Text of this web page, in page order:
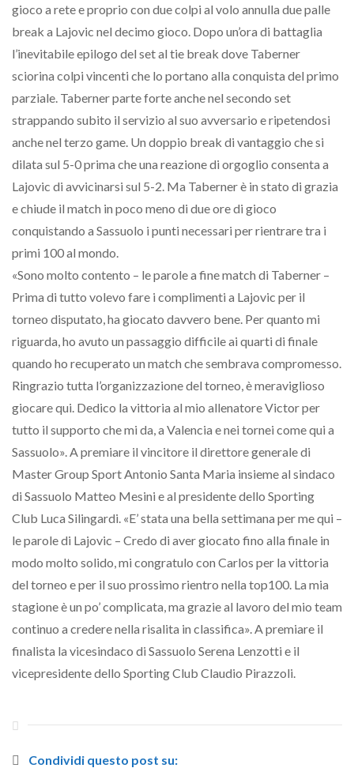
gioco a rete e proprio con due colpi al volo annulla due palle
break a Lajovic nel decimo gioco. Dopo un’ora di battaglia
l’inevitabile epilogo del set al tie break dove Taberner
sciorina colpi vincenti che lo portano alla conquista del primo
parziale. Taberner parte forte anche nel secondo set
strappando subito il servizio al suo avversario e ripetendosi
anche nel terzo game. Un doppio break di vantaggio che si
dilata sul 5-0 prima che una reazione di orgoglio consenta a
Lajovic di avvicinarsi sul 5-2. Ma Taberner è in stato di grazia
e chiude il match in poco meno di due ore di gioco
conquistando a Sassuolo i punti necessari per rientrare tra i
primi 100 al mondo.
«Sono molto contento – le parole a fine match di Taberner –
Prima di tutto volevo fare i complimenti a Lajovic per il
torneo disputato, ha giocato davvero bene. Per quanto mi
riguarda, ho avuto un passaggio difficile ai quarti di finale
quando ho recuperato un match che sembrava compromesso.
Ringrazio tutta l’organizzazione del torneo, è meraviglioso
giocare qui. Dedico la vittoria al mio allenatore Victor per
tutto il supporto che mi da, a Valencia e nei tornei come qui a
Sassuolo». A premiare il vincitore il direttore generale di
Master Group Sport Antonio Santa Maria insieme al sindaco
di Sassuolo Matteo Mesini e al presidente dello Sporting
Club Luca Silingardi. «E’ stata una bella settimana per me qui –
le parole di Lajovic – Credo di aver giocato fino alla finale in
modo molto solido, mi congratulo con Carlos per la vittoria
del torneo e per il suo prossimo rientro nella top100. La mia
stagione è un po’ complicata, ma grazie al lavoro del mio team
continuo a credere nella risalita in classifica». A premiare il
finalista la vicesindaco di Sassuolo Serena Lenzotti e il
vicepresidente dello Sporting Club Claudio Pirazzoli.
Condividi questo post su: